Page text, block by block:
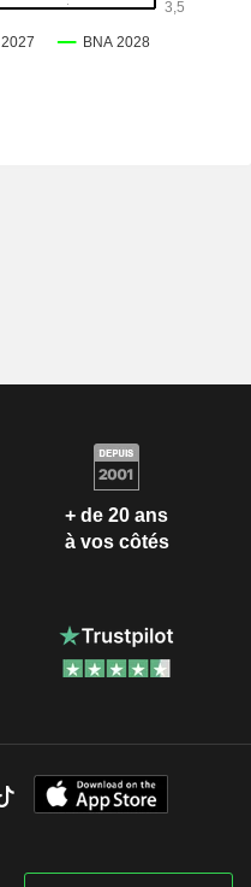
+ de 20 ans
à vos côtés